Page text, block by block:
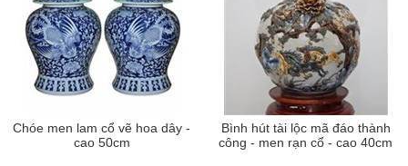
Chóe men lam cổ vẽ hoa dây -
cao 50cm
Bình hút tài lộc mã đáo thành
công - men rạn cổ - cao 40cm